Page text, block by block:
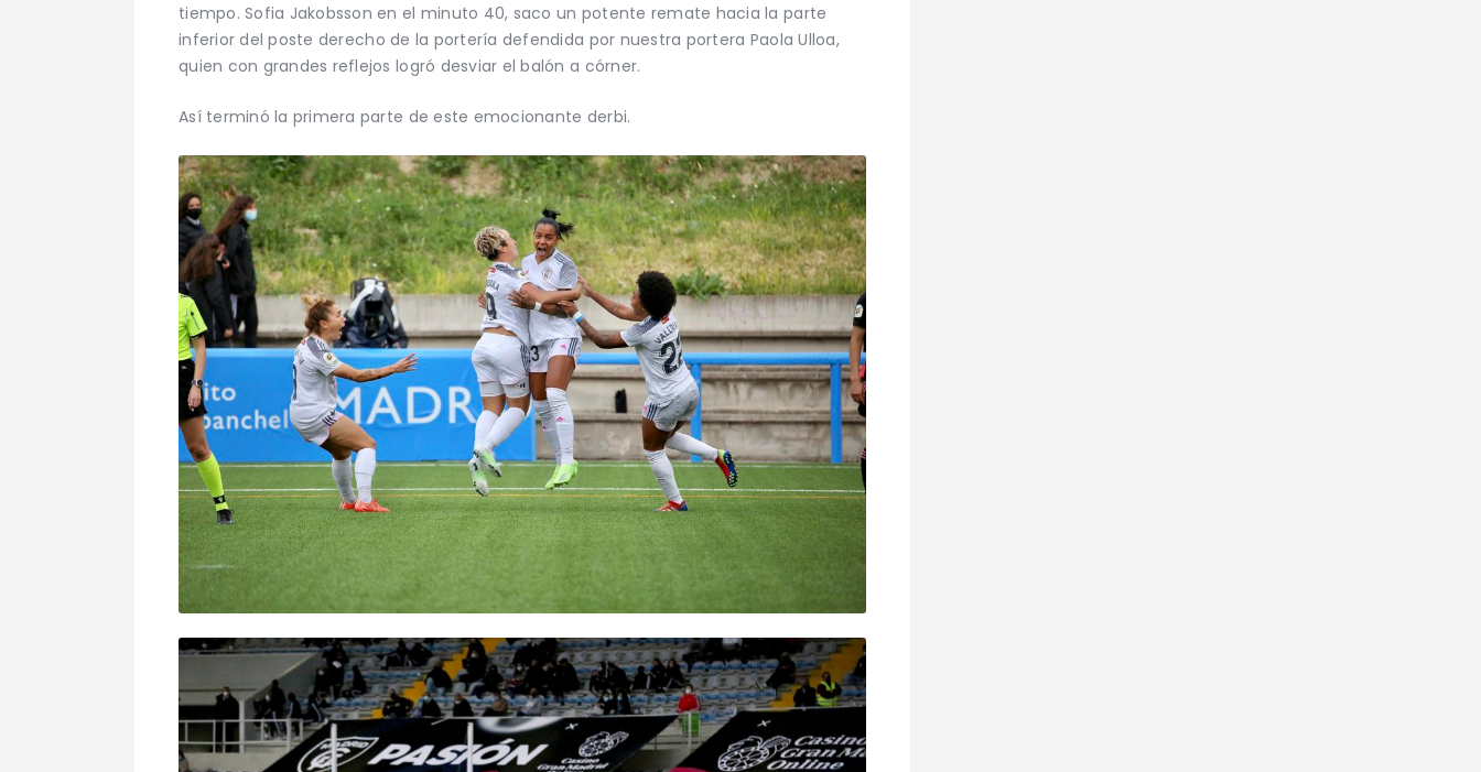
tiempo. Sofia Jakobsson en el minuto 40, saco un potente remate hacia la parte
inferior del poste derecho de la portería defendida por nuestra portera Paola Ulloa,
quien con grandes reflejos logró desviar el balón a córner.
Así terminó la primera parte de este emocionante derbi.